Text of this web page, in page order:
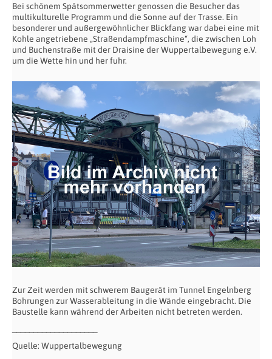
Bei schönem Spätsommerwetter genossen die Besucher das
multikulturelle Programm und die Sonne auf der Trasse. Ein
besonderer und außergewöhnlicher Blickfang war dabei eine mit
Kohle angetriebene „Straßendampfmaschine“, die zwischen Loh
und Buchenstraße mit der Draisine der Wuppertalbewegung e.V.
um die Wette hin und her fuhr.
Zur Zeit werden mit schwerem Baugerät im Tunnel Engelnberg
Bohrungen zur Wasserableitung in die Wände eingebracht. Die
Baustelle kann während der Arbeiten nicht betreten werden.
Quelle: Wuppertalbewegung